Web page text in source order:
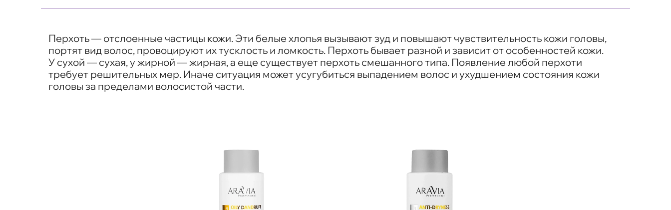
Перхоть — отслоенные частицы кожи. Эти белые хлопья вызывают зуд и повышают чувствительность кожи головы,
портят вид волос, провоцируют их тусклость и ломкость. Перхоть бывает разной и зависит от особенностей кожи.
У сухой — сухая, у жирной — жирная, а еще существует перхоть смешанного типа. Появление любой перхоти
требует решительных мер. Иначе ситуация может усугубиться выпадением волос и ухудшением состояния кожи
головы за пределами волосистой части.